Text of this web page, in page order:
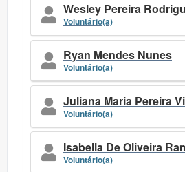
Wesley Pereira
Voluntário(a)
Ryan Mendes Nunes
Voluntário(a)
Juliana Maria Pereira
Voluntário(a)
Isabella De Oliveira
Voluntário(a)